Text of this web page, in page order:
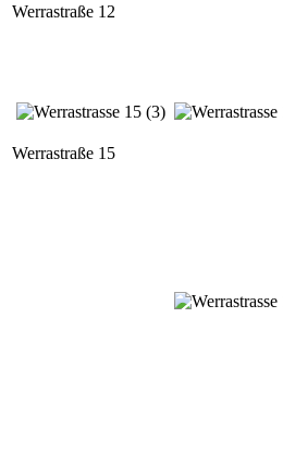
Werrastraße 12
Werrastraße 15